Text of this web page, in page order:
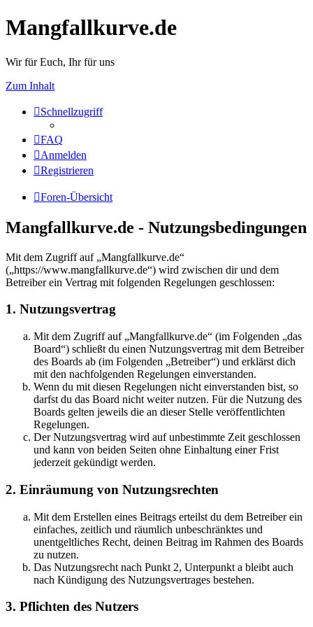
Mangfallkurve.de
Wir für Euch, Ihr für uns
Zum Inhalt
Schnellzugriff
FAQ
Anmelden
Registrieren
Foren-Übersicht
Mangfallkurve.de - Nutzungsbedingungen
Mit dem Zugriff auf „Mangfallkurve.de“
(„https://www.mangfallkurve.de“) wird zwischen dir und dem
Betreiber ein Vertrag mit folgenden Regelungen geschlossen:
1. Nutzungsvertrag
Mit dem Zugriff auf „Mangfallkurve.de“ (im Folgenden „das
Board“) schließt du einen Nutzungsvertrag mit dem Betreiber
des Boards ab (im Folgenden „Betreiber“) und erklärst dich
mit den nachfolgenden Regelungen einverstanden.
Wenn du mit diesen Regelungen nicht einverstanden bist, so
darfst du das Board nicht weiter nutzen. Für die Nutzung des
Boards gelten jeweils die an dieser Stelle veröffentlichten
Regelungen.
Der Nutzungsvertrag wird auf unbestimmte Zeit geschlossen
und kann von beiden Seiten ohne Einhaltung einer Frist
jederzeit gekündigt werden.
2. Einräumung von Nutzungsrechten
Mit dem Erstellen eines Beitrags erteilst du dem Betreiber ein
einfaches, zeitlich und räumlich unbeschränktes und
unentgeltliches Recht, deinen Beitrag im Rahmen des Boards
zu nutzen.
Das Nutzungsrecht nach Punkt 2, Unterpunkt a bleibt auch
nach Kündigung des Nutzungsvertrages bestehen.
3. Pflichten des Nutzers